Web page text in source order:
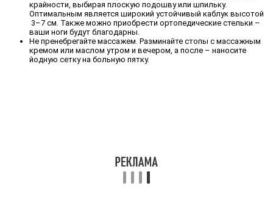
крайности, выбирая плоскую подошву или шпильку.
Оптимальным является широкий устойчивый каблук высотой
3–7 см. Также можно приобрести ортопедические стельки –
ваши ноги будут благодарны.
Не пренебрегайте массажем. Разминайте стопы с массажным
кремом или маслом утром и вечером, а после – наносите
йодную сетку на больную пятку.